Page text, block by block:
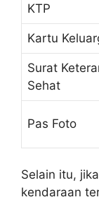
KTP
Kartu
Surat
Sehat
Pas Foto
Selain itu,
kendaraan